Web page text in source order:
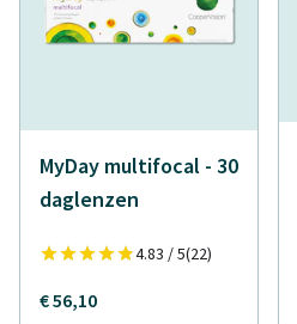
MyDay multifocal - 30
daglenzen
4.83 / 5(22)
€ 56,10